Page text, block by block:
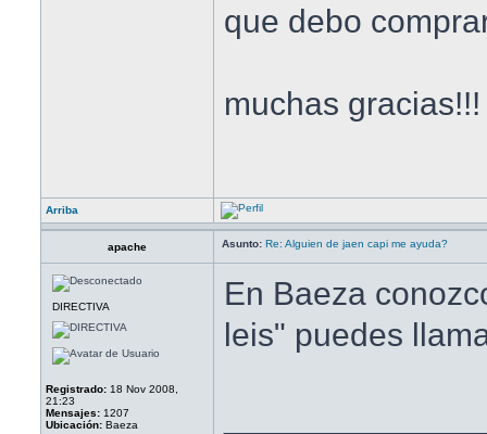
que debo
muchas gracias!!!
Arriba
apache Asunto: Re: Alguien de jaen capi me ayuda?
DIRECTIVA
Registrado: 18 Nov 2008,
21:23
Mensajes: 1207
Ubicación: Baeza
En Baeza
leis" puedes